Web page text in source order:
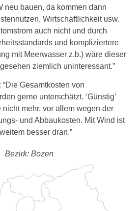
neu bauen, da kommen dann
Wirtschaftlichkeit usw.
auch nicht und durch
und kompliziertere
mit Meerwasser z.b.) wäre dieser
ziemlich uninteressant.”
Gesamtkosten von
gerne unterschätzt. ‘Günstig’
mehr, vor allem wegen der
und Abbaukosten. Mit Wind ist
besser dran.”
Bezirk: Bozen